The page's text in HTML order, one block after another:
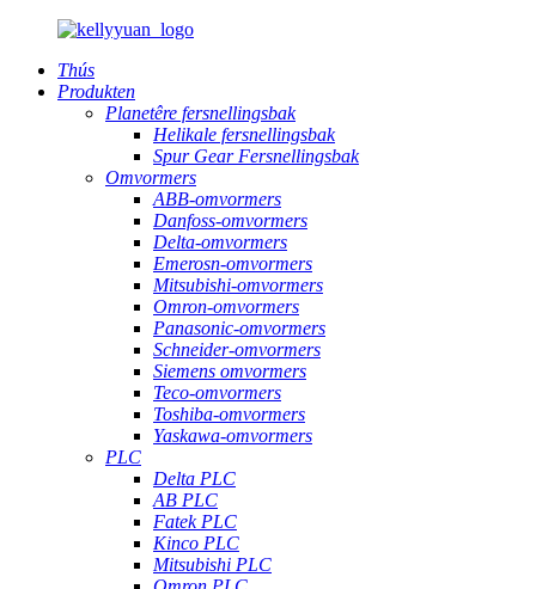
Thús
Produkten
Planetêre fersnellingsbak
Helikale fersnellingsbak
Spur Gear Fersnellingsbak
Omvormers
ABB-omvormers
Danfoss-omvormers
Delta-omvormers
Emerosn-omvormers
Mitsubishi-omvormers
Omron-omvormers
Panasonic-omvormers
Schneider-omvormers
Siemens omvormers
Teco-omvormers
Toshiba-omvormers
Yaskawa-omvormers
PLC
Delta PLC
AB PLC
Fatek PLC
Kinco PLC
Mitsubishi PLC